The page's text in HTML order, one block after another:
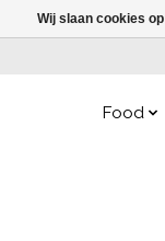
Food
Wij slaan cookies